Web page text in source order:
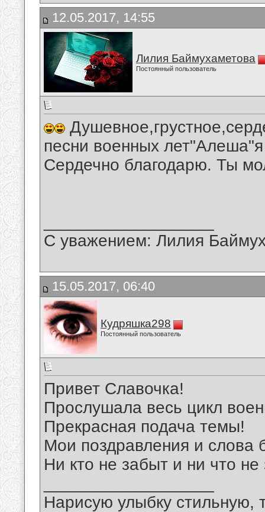
12.05.2017, 14:55
Лилия Баймухаметова
Постоянный пользователь
песни военных
Сердечно благодарю. Ты
С уважением: Лилия
15.05.2017, 06:40
Кудряшка298
Постоянный пользователь
Привет Славочка!
Прослушала весь цикл
Прекрасная подача темы!
Мои поздравления и слова
Ни кто не забыт и ни что не
Нарисую улыбку стильную,